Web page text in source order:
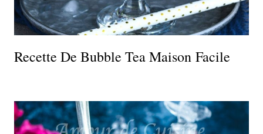
Recette De Bubble Tea Maison Facile